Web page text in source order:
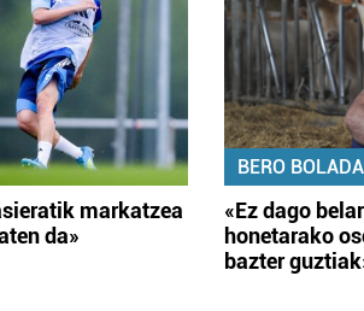
markatzea
da»
BERO BOLADA
«Ez dago
honetarako
bazter